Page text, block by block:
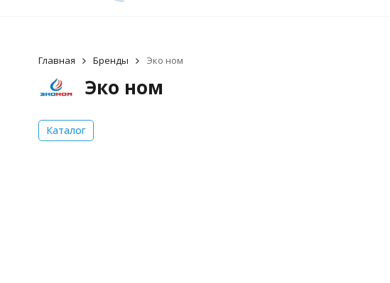
Главная Бренды Эко ном
Эко ном
Каталог